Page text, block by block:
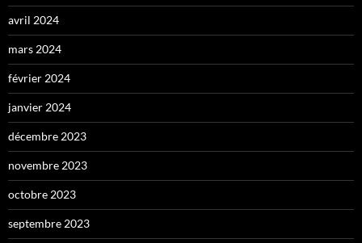
avril 2024
mars 2024
février 2024
janvier 2024
décembre 2023
novembre 2023
octobre 2023
septembre 2023